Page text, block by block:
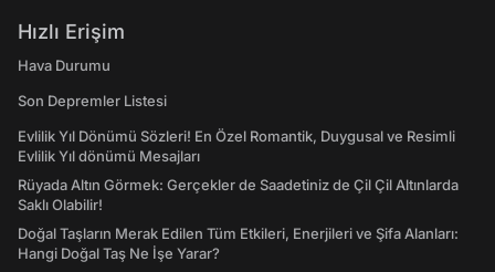
Hızlı Erişim
Hava Durumu
Son Depremler Listesi
Evlilik Yıl Dönümü Sözleri! En Özel Romantik, Duygusal ve Resimli
Evlilik Yıl dönümü Mesajları
Rüyada Altın Görmek: Gerçekler de Saadetiniz de Çil Çil Altınlarda
Saklı Olabilir!
Doğal Taşların Merak Edilen Tüm Etkileri, Enerjileri ve Şifa Alanları:
Hangi Doğal Taş Ne İşe Yarar?